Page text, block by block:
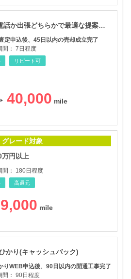
【車買取ソコカラ】電話か出張どちらかで最適な提案をする「２ WAY査定」で高価買取
定申込後、45日以内の売却成立完了
： 7日程度
リピート可
40,000
グレード対象
円以上
： 180日程度
高還元
かり(キャッシュバック)
りWEB申込後、90日以内の開通工事完了
： 90日程度